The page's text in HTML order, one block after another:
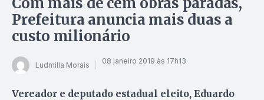
Prefeitura anuncia mais duas a
custo milionário
Ludmilla Morais 08 janeiro 2019 às 17h13
Vereador e deputado estadual eleito, Eduardo